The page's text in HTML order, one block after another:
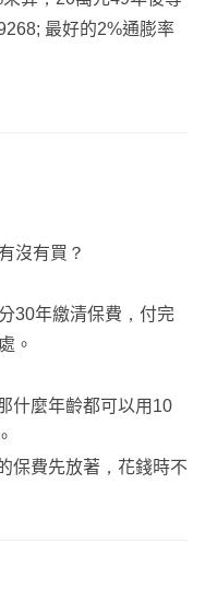
最好的2%通膨率
沒有買？
30年繳清保費，付完
。
什麼年齡都可以用10
保費先放著，花錢時不